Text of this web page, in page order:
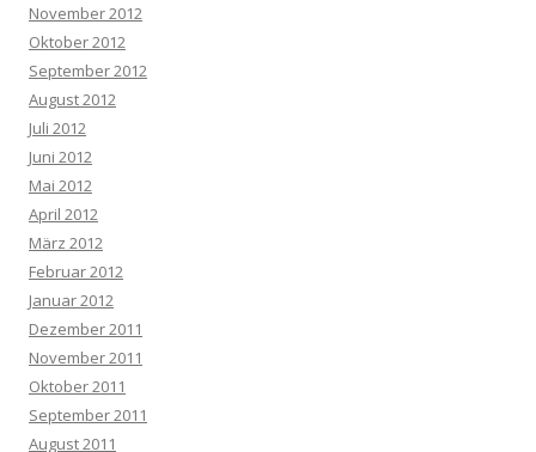
November 2012
Oktober 2012
September 2012
August 2012
Juli 2012
Juni 2012
Mai 2012
April 2012
März 2012
Februar 2012
Januar 2012
Dezember 2011
November 2011
Oktober 2011
September 2011
August 2011